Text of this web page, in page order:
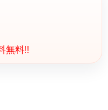
無料!!